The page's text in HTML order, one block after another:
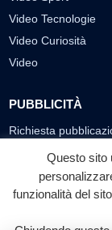
Video Tecnologie
Video Curiosità
Video
PUBBLICITÀ
Richiesta
SEGUICI SUI
Questo sito
funzionalità del